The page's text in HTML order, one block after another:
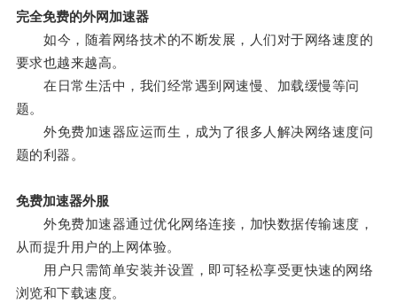
完全免费的外网加速器
如今，随着网络技术的不断发展，人们对于网络速度的
要求也越来越高。
在日常生活中，我们经常遇到网速慢、加载缓慢等问
题。
外免费加速器应运而生，成为了很多人解决网络速度问
题的利器。
免费加速器外服
外免费加速器通过优化网络连接，加快数据传输速度，
从而提升用户的上网体验。
用户只需简单安装并设置，即可轻松享受更快速的网络
浏览和下载速度。